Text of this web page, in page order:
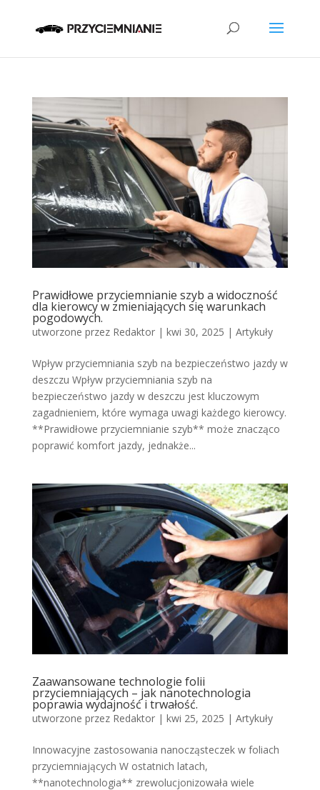
Prawidłowe przyciemnianie szyb a widoczność
dla kierowcy w zmieniających się warunkach
pogodowych.
utworzone przez Redaktor| kwi 30, 2025 | Artykuły
Wpływ przyciemniania szyb na bezpieczeństwo jazdy w
deszczu Wpływ przyciemniania szyb na
bezpieczeństwo jazdy w deszczu jest kluczowym
zagadnieniem, które wymaga uwagi każdego kierowcy.
**Prawidłowe przyciemnianie szyb** może znacząco
poprawić komfort jazdy, jednakże...
Zaawansowane technologie folii
przyciemniających – jak nanotechnologia
poprawia wydajność i trwałość.
utworzone przez Redaktor| kwi 25, 2025 | Artykuły
Innowacyjne zastosowania nanocząsteczek w foliach
przyciemniających W ostatnich latach,
**nanotechnologia** zrewolucjonizowała wiele